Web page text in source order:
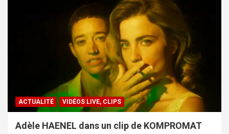
ACTUALITÉ VIDÉOS LIVE, CLIPS
Adèle HAENEL dans un clip de KOMPROMAT